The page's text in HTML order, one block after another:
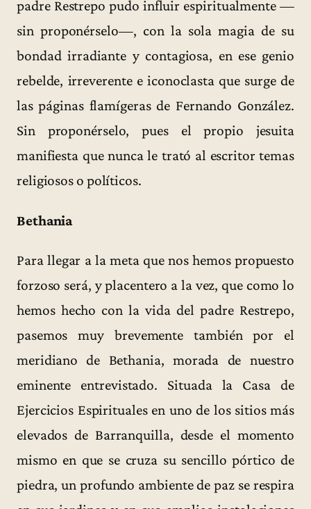
padre Restrepo pudo influir espiritualmente —
sin proponérselo—, con la sola magia de su
bondad irradiante y contagiosa, en ese genio
rebelde, irreverente e iconoclasta que surge de
las páginas flamígeras de Fernando González.
Sin proponérselo, pues el propio jesuita
manifiesta que nunca le trató al escritor temas
religiosos o políticos.
Bethania
Para llegar a la meta que nos hemos propuesto
forzoso será, y placentero a la vez, que como lo
hemos hecho con la vida del padre Restrepo,
pasemos muy brevemente también por el
meridiano de Bethania, morada de nuestro
eminente entrevistado. Situada la Casa de
Ejercicios Espirituales en uno de los sitios más
elevados de Barranquilla, desde el momento
mismo en que se cruza su sencillo pórtico de
piedra, un profundo ambiente de paz se respira